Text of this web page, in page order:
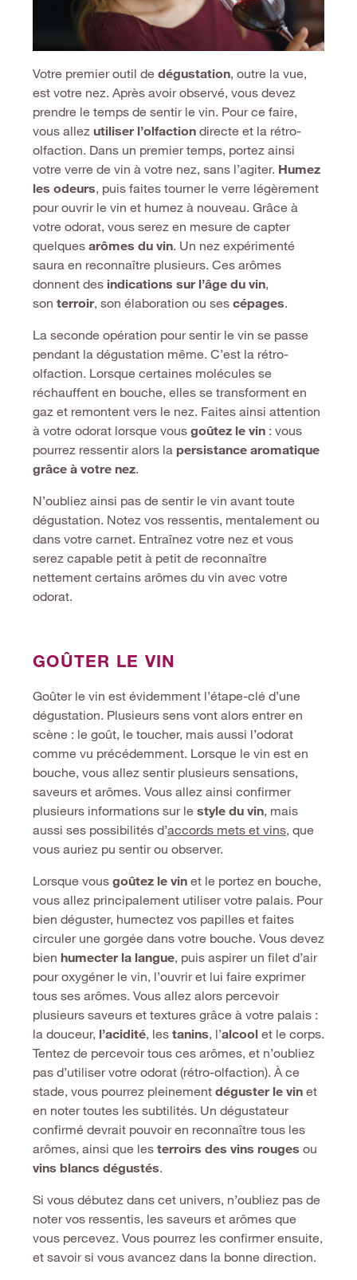
Votre premier outil de dégustation, outre la vue,
est votre nez. Après avoir observé, vous devez
prendre le temps de sentir le vin. Pour ce faire,
vous allez utiliser l’olfaction directe et la rétro-
olfaction. Dans un premier temps, portez ainsi
votre verre de vin à votre nez, sans l’agiter. Humez
les odeurs, puis faites tourner le verre légèrement
pour ouvrir le vin et humez à nouveau. Grâce à
votre odorat, vous serez en mesure de capter
quelques arômes du vin. Un nez expérimenté
saura en reconnaître plusieurs. Ces arômes
donnent des indications sur l’âge du vin,
son terroir, son élaboration ou ses cépages.
La seconde opération pour sentir le vin se passe
pendant la dégustation même. C’est la rétro-
olfaction. Lorsque certaines molécules se
réchauffent en bouche, elles se transforment en
gaz et remontent vers le nez. Faites ainsi attention
à votre odorat lorsque vous goûtez le vin : vous
pourrez ressentir alors la persistance aromatique
grâce à votre nez.
N’oubliez ainsi pas de sentir le vin avant toute
dégustation. Notez vos ressentis, mentalement ou
dans votre carnet. Entraînez votre nez et vous
serez capable petit à petit de reconnaître
nettement certains arômes du vin avec votre
odorat.
GOÛTER LE VIN
Goûter le vin est évidemment l’étape-clé d’une
dégustation. Plusieurs sens vont alors entrer en
scène : le goût, le toucher, mais aussi l’odorat
comme vu précédemment. Lorsque le vin est en
bouche, vous allez sentir plusieurs sensations,
saveurs et arômes. Vous allez ainsi confirmer
plusieurs informations sur le style du vin, mais
aussi ses possibilités d’accords mets et vins, que
vous auriez pu sentir ou observer.
Lorsque vous goûtez le vin et le portez en bouche,
vous allez principalement utiliser votre palais. Pour
bien déguster, humectez vos papilles et faites
circuler une gorgée dans votre bouche. Vous devez
bien humecter la langue, puis aspirer un filet d’air
pour oxygéner le vin, l’ouvrir et lui faire exprimer
tous ses arômes. Vous allez alors percevoir
plusieurs saveurs et textures grâce à votre palais :
la douceur, l’acidité, les tanins, l’alcool et le corps.
Tentez de percevoir tous ces arômes, et n’oubliez
pas d’utiliser votre odorat (rétro-olfaction). À ce
stade, vous pourrez pleinement déguster le vin et
en noter toutes les subtilités. Un dégustateur
confirmé devrait pouvoir en reconnaître tous les
arômes, ainsi que les terroirs des vins rouges ou
vins blancs dégustés.
Si vous débutez dans cet univers, n’oubliez pas de
noter vos ressentis, les saveurs et arômes que
vous percevez. Vous pourrez les confirmer ensuite,
et savoir si vous avancez dans la bonne direction.